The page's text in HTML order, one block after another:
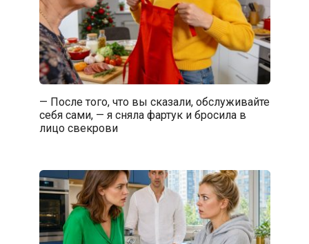
— После того, что вы сказали, обслуживайте
себя сами, — я сняла фартук и бросила в
лицо свекрови